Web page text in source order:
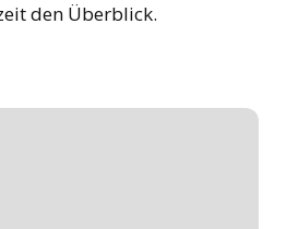
den Überblick.